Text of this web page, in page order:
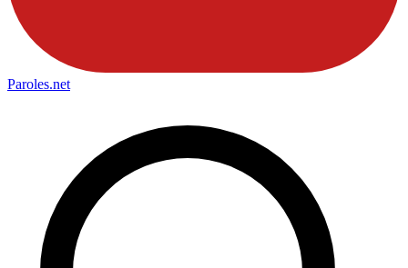
Paroles.net